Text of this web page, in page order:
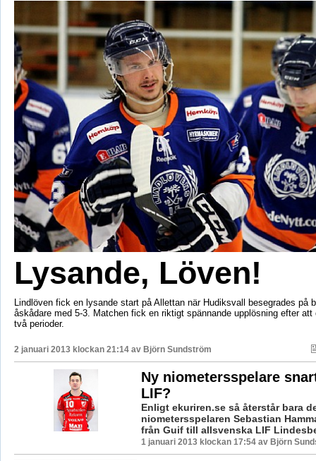
Lysande, Löven!
Lindlöven fick en lysande start på Allettan när Hudiksvall besegrades på
åskådare med 5-3. Matchen fick en riktigt spännande upplösning efter
två perioder.
2 januari 2013 klockan 21:14 av Björn Sundström
Ny niometersspelare
LIF?
Enligt ekuriren.se så återstår bara
niometersspelaren Sebastian
från Guif till allsvenska LIF
1 januari 2013 klockan 17:54 av Björn